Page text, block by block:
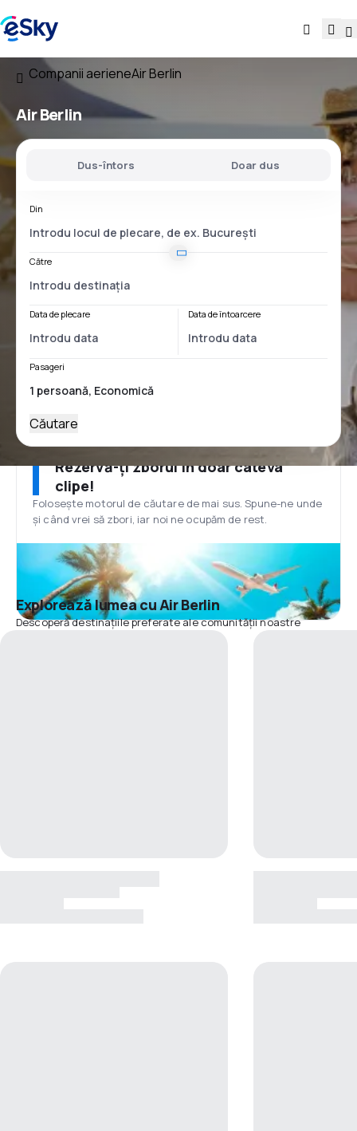
Companii aerieneAir Berlin
Air Berlin
Dus-întors Doar dus
Din
Către
Data de plecare Data de întoarcere
Pasageri
Căutare
Rezervă-ți zborul în doar câteva
clipe!
Folosește motorul de căutare de mai sus. Spune-ne unde
și când vrei să zbori, iar noi ne ocupăm de rest.
Explorează lumea cu Air Berlin
Descoperă destinațiile preferate ale comunității noastre